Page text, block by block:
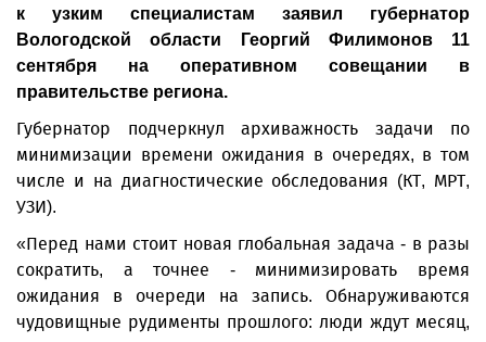
к узким специалистам заявил губернатор
Вологодской области Георгий Филимонов 11
сентября на оперативном совещании в
правительстве региона.
Губернатор подчеркнул архиважность задачи по
минимизации времени ожидания в очередях, в том
числе и на диагностические обследования (КТ, МРТ,
УЗИ).
«Перед нами стоит новая глобальная задача - в разы
сократить, а точнее - минимизировать время
ожидания в очереди на запись. Обнаруживаются
чудовищные рудименты прошлого: люди ждут месяц,